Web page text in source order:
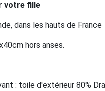
votre fille
dans les hauts de France
hors anses.
: toile d'extérieur 80%